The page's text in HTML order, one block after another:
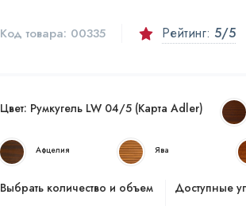
Код товара: 00335 Рейтинг: 5/5
Цвет: Румкугель LW 04/5 (Карта Adler)
Афцелия Ява
Выбрать количество и объем
Доступные